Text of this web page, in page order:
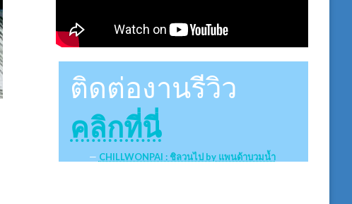
ติดต่องานรีวิว
คลิกที่นี่
CHILLWONPAI : ชิลวนไป by แพนด้าบวมน้ำ